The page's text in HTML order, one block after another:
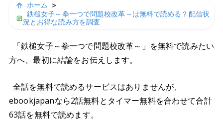
ホーム
>
鉄槌女子～拳一つで問題校改革～は無料で読める？配信状
況とお得な読み方を調査
「鉄槌女子～拳一つで問題校改革～」を無料で読みたい
方へ、最初に結論をお伝えします。
全話を無料で読めるサービスはありませんが、
ebookjapanなら2話無料とタイマー無料を合わせて合計
63話を無料で読めます。